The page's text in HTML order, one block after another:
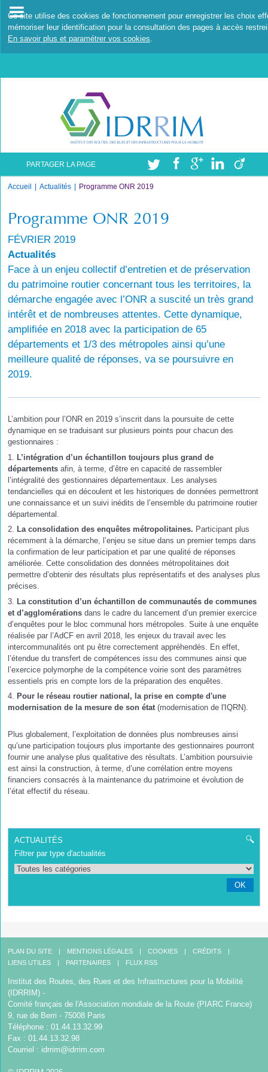
Ce site utilise des cookies de fonctionnement pour enregistrer les choix
mémoriser leur identification pour la consultation des pages à accès
En savoir plus et paramétrer vos cookies
PARTAGER LA PAGE
Accueil Actualités Programme ONR 2019
Programme ONR 2019
FÉVRIER 2019
Actualités
Face à un enjeu collectif d’entretien et de préservation
du patrimoine routier concernant tous les territoires, la
démarche engagée avec l’ONR a suscité un très grand
intérêt et de nombreuses attentes. Cette dynamique,
amplifiée en 2018 avec la participation de 65
départements et 1/3 des métropoles ainsi qu’une
meilleure qualité de réponses, va se poursuivre en
2019.
L’ambition pour l’ONR en 2019 s’inscrit dans la poursuite de cette
dynamique en se traduisant sur plusieurs points pour chacun des
gestionnaires :
1.
L’intégration d’un échantillon toujours plus grand de
départements afin, à terme, d’être en capacité de rassembler
l’intégralité des gestionnaires départementaux. Les analyses
tendancielles qui en découlent et les historiques de données permettront
une connaissance et un suivi inédits de l’ensemble du patrimoine routier
départemental.
2. La consolidation des enquêtes métropolitaines. Participant plus
récemment à la démarche, l’enjeu se situe dans un premier temps dans
la confirmation de leur participation et par une qualité de réponses
améliorée. Cette consolidation des données métropolitaines doit
permettre d’obtenir des résultats plus représentatifs et des analyses plus
précises.
3.
La constitution d’un échantillon de communautés de communes
et d’agglomérations dans le cadre du lancement d’un premier exercice
d’enquêtes pour le bloc communal hors métropoles. Suite à une enquête
réalisée par l’AdCF en avril 2018, les enjeux du travail avec les
intercommunalités ont pu être correctement appréhendés. En effet,
l’étendue du transfert de compétences issu des communes ainsi que
l’exercice polymorphe de la compétence voirie sont des paramètres
essentiels pris en compte lors de la préparation des enquêtes.
4. Pour le réseau routier national, la prise en compte d'une
modernisation de la mesure de son état(modernisation de l'IQRN).
Plus globalement, l’exploitation de données plus nombreuses ainsi
qu’une participation toujours plus importante des gestionnaires pourront
fournir une analyse plus qualitative des résultats. L’ambition poursuivie
est ainsi la construction, à terme, d’une corrélation entre moyens
financiers consacrés à la maintenance du patrimoine et évolution de
l’état effectif du réseau.
ACTUALITÉS
Filtrer par type d'actualités
OK
PLAN DU SITE MENTIONS LÉGALES COOKIES
CRÉDITS
LIENS UTILES
PARTENAIRES FLUX RSS
Institut des Routes, des Rues et des Infrastructures pour la Mobilité
(IDRRIM) -
Comité français de l'Association mondiale de la Route (PIARC France)
9, rue de Berri - 75008 Paris
Téléphone : 01.44.13.32.99
Fax : 01.44.13.32.98
Courriel : idrrim@idrrim.com